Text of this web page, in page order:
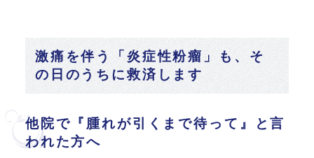
激痛を伴う「炎症性粉瘤」も、そ
の日のうちに救済します
他院で『腫れが引くまで待って』と言
われた方へ